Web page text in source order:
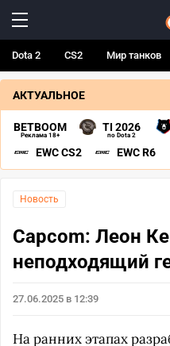
Dota 2 CS2 Мир танков
АКТУАЛЬНОЕ
BETBOOM
Реклама 18+
TI 2026
по Dota 2
EWC CS2 EWC R6
Новость
Capcom: Леон
неподходящий
27.06.2025 в 12:39
На ранних этапах